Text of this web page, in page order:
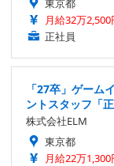
東京都
月給32万
正社員
「27卒」ゲーム
ントスタッフ「
株式会社ELM
東京都
月給22万